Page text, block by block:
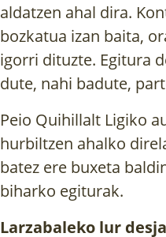
aldatzen ahal dira.
bozkatua izan baita,
igorri dituzte. Egitura
dute, nahi badute,
Peio Quihillalt Ligiko
hurbiltzen ahalko
batez ere buxeta
biharko egiturak.
Larzabaleko lur